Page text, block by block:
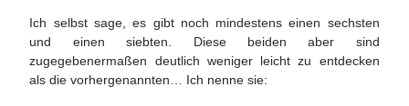
Ich selbst sage, es gibt noch mindestens einen sechsten
und einen siebten. Diese beiden aber sind
zugegebenermaßen deutlich weniger leicht zu entdecken
als die vorhergenannten… Ich nenne sie: